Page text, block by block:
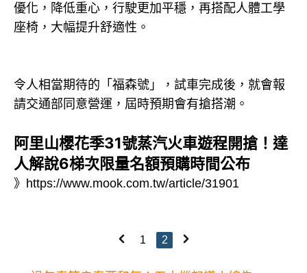
優化，降低重心，行駛更加平穩，再搭配人體工學
座椅，大幅提升舒適性。
令人相當期待的「福森號」，試車完成後，就會報
請交通部同意營運，屆時預期會有搶搭潮。
阿里山櫻花季31號蒸汽火車遊程開搶！達
人解說6梯次限量名額預購時間公布
》 https://www.mook.com.tw/article/31901
1 2